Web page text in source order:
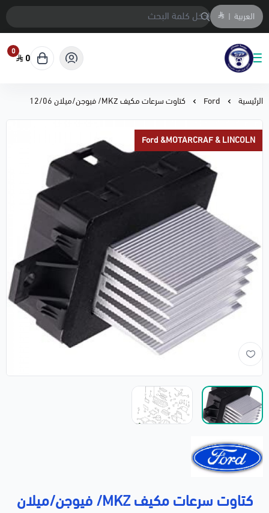
العربية |
متجر المحمادي لقطع السيارات
0
0
الرئيسية Ford كتاوت سرعات مكيف MKZ/ فيوجن/ميلان 12/06
Ford &MOTARCRAF & LINCOLN
كتاوت سرعات مكيف MKZ/ فيوجن/ميلان